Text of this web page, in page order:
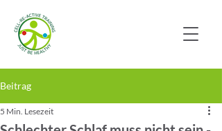
Beitrag
5 Min. Lesezeit